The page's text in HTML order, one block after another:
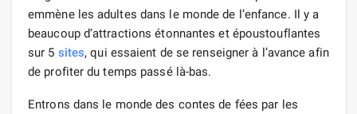
emmène les adultes dans le monde de l’enfance. Il y a
beaucoup d’attractions étonnantes et époustouflantes
sur 5 sites, qui essaient de se renseigner à l’avance afin
de profiter du temps passé là-bas.
Entrons dans le monde des contes de fées par les